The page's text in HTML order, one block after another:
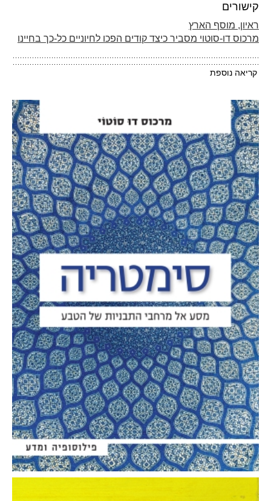
קישורים
ראיון, מוסף הארץ
מרכוס דו-סוטוי מסביר כיצד קודים הפכו לחיוניים כל-כך בחיינו
קריאה נוספת